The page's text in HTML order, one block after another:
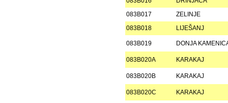
083B017
ZELINJE
083B018
LIJEŠANJ
083B019 DONJA
083B020A KARAKAJ
083B020B KARAKAJ
083B020C KARAKAJ